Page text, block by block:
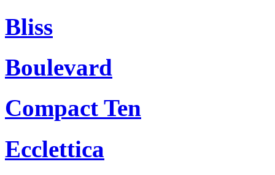
Bliss
Boulevard
Compact Ten
Ecclettica